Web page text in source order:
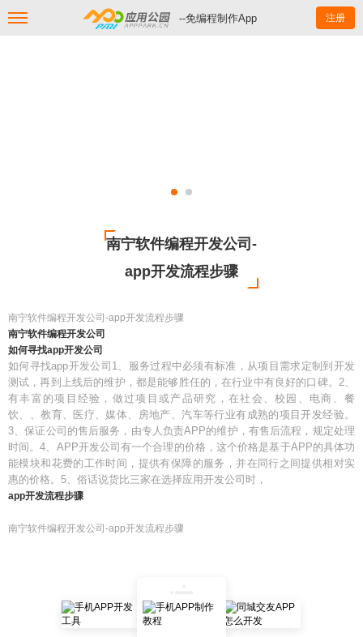
--免编程制作App 注册
南宁软件编程开发公司-
app开发流程步骤
南宁软件编程开发公司-app开发流程步骤
南宁软件编程开发公司
如何寻找app开发公司
如何寻找app开发公司1、服务过程中必须有标准，从项目需求定制到开发
测试，再到上线后的维护，都是能够胜任的，在行业中有良好的口碑。2、
有丰富的项目经验，做过项目或产品研究，在社会、校园、电商、餐
饮、、教育、医疗、媒体、房地产、汽车等行业有成熟的项目开发经验。
3、保证公司的售后服务，由专人负责APP的维护，有售后流程，规定处理
时间。4、APP开发公司有一个合理的价格，这个价格是基于APP的具体功
能模块和花费的工作时间，提供有保障的服务，并在同行之间提供相对实
惠的价格。5、俗话说货比三家在选择应用开发公司时，
app开发流程步骤
南宁软件编程开发公司-app开发流程步骤